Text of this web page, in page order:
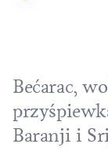
Bećarac,
Baranji i